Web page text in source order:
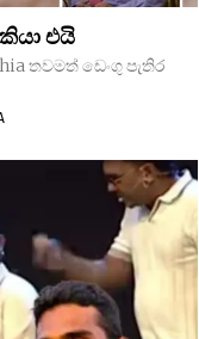
එයි
තවමත් ඩෙංගු පැතිර